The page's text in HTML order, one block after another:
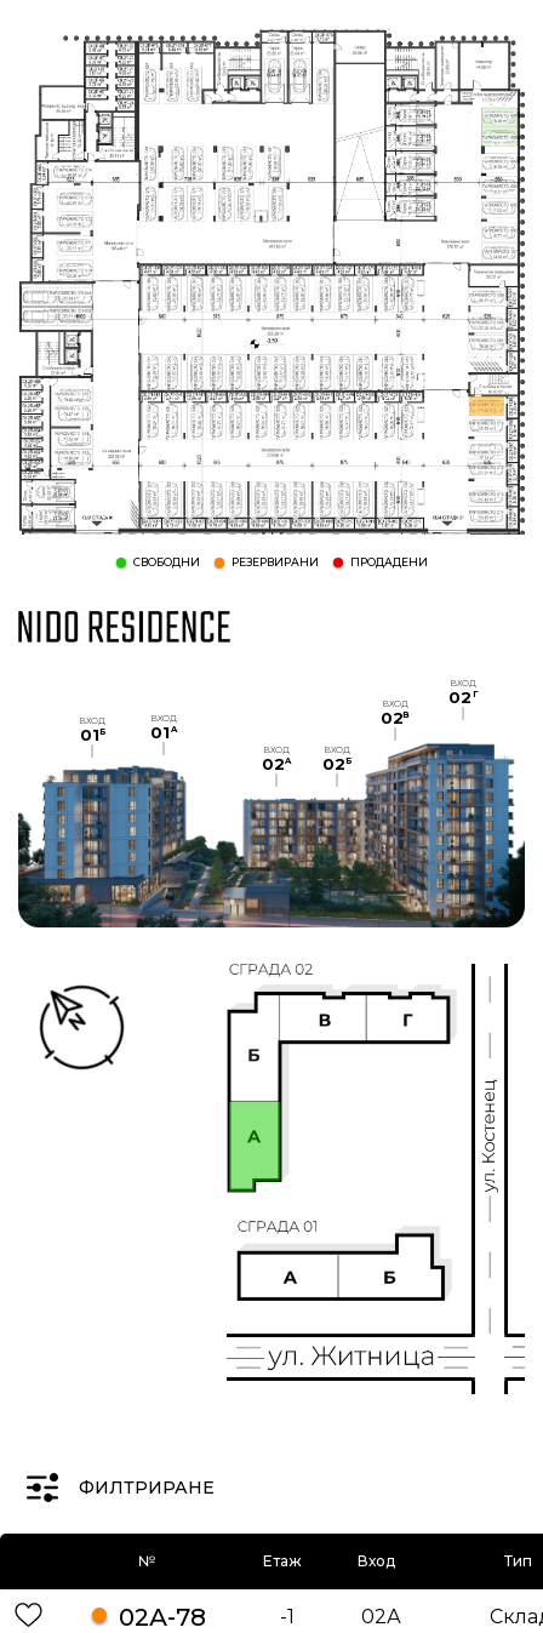
СВОБОДНИ РЕЗЕРВИРАНИ ПРОДАДЕНИ
ВХОД
01 A
ВХОД
01Б
ВХОД
02A
ВХОД
02Б
ВХОД
02В
ВХОД
02 Г
ФИЛТРИРАНЕ
№ Етаж Вход Тип
02А-78 -1 02А